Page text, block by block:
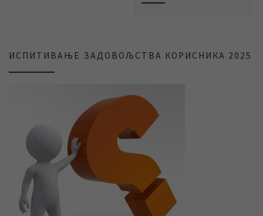
ИСПИТИВАЊЕ ЗАДОВОЉСТВА КОРИСНИКА 2025